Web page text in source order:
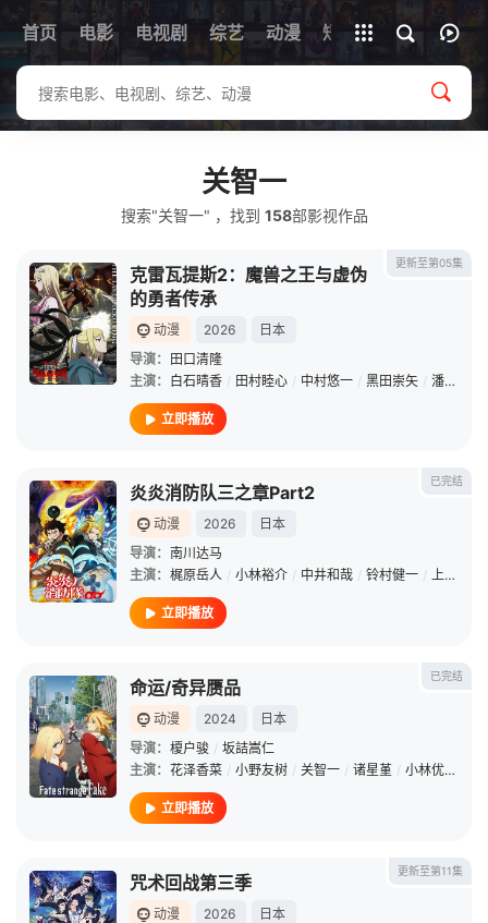
首页 电影 电视剧 综艺 动漫 短剧
全部影片
关智一
搜索"关智一" ，找到 158部影视作品
更新至第05集
克雷瓦提斯2：魔兽之王与虚伪
的勇者传承
动漫 2026
日本
导演：
田口清隆
主演： 白石晴香 / 田村睦心 / 中村悠一 / 黑田崇矢 / 潘惠美
立即播放
已完结
炎炎消防队三之章Part2
动漫 2026
日本
导演： 南川达马
主演： 梶原岳人 / 小林裕介 / 中井和哉 / 铃村健一 / 上条沙惠子
立即播放
已完结
命运/奇异赝品
动漫 2024
日本
导演： 榎户骏 / 坂詰嵩仁
主演： 花泽香菜 / 小野友树 / 关智一 / 诸星堇 / 小林优 /
立即播放
更新至第11集
咒术回战第三季
动漫 2026
日本